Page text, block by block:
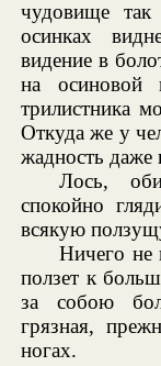
чудовище
осинках
видение в
на осиновой
трилистника
Откуда же у
жадность даже
Лось,
спокойно
всякую
Ничего не
ползет к
за собою
грязная,
ногах.